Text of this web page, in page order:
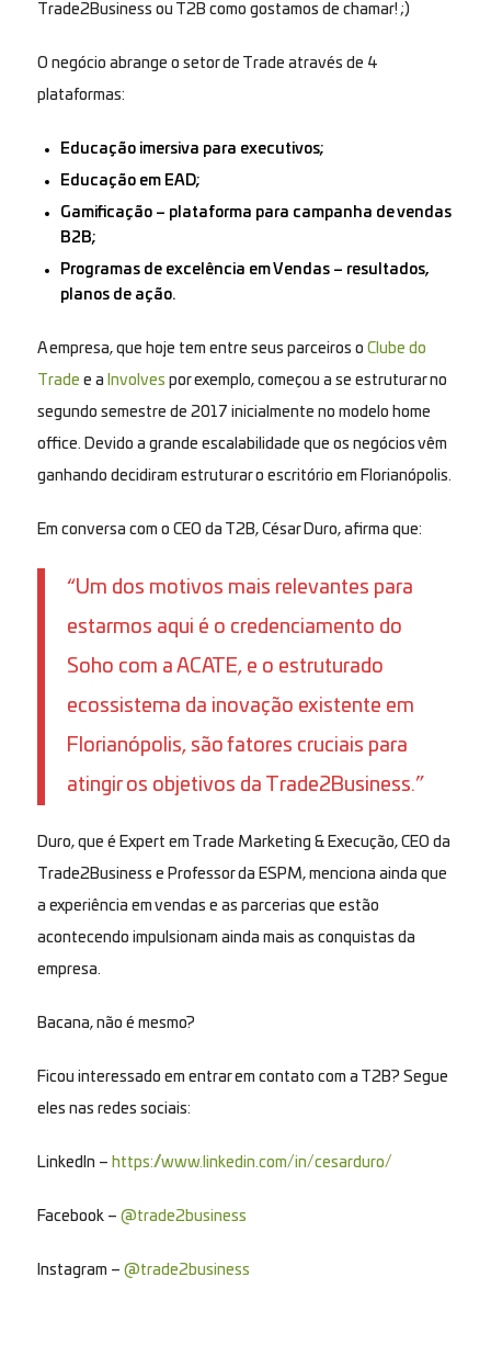
Trade2Business ou T2B como gostamos de chamar! ;)
O negócio abrange o setor de Trade através de 4
plataformas:
Educação imersiva para executivos;
Educação em EAD;
Gamificação – plataforma para campanha de vendas
B2B;
Programas de excelência em Vendas – resultados,
planos de ação.
A empresa, que hoje tem entre seus parceiros o Clube do
Trade e a Involves por exemplo, começou a se estruturar no
segundo semestre de 2017 inicialmente no modelo home
office. Devido a grande escalabilidade que os negócios vêm
ganhando decidiram estruturar o escritório em Florianópolis.
Em conversa com o CEO da T2B, César Duro, afirma que:
“Um dos motivos mais relevantes para
estarmos aqui é o credenciamento do
Soho com a ACATE, e o estruturado
ecossistema da inovação existente em
Florianópolis, são fatores cruciais para
atingir os objetivos da Trade2Business.”
Duro, que é Expert em Trade Marketing & Execução, CEO da
Trade2Business e Professor da ESPM, menciona ainda que
a experiência em vendas e as parcerias que estão
acontecendo impulsionam ainda mais as conquistas da
empresa.
Bacana, não é mesmo?
Ficou interessado em entrar em contato com a T2B? Segue
eles nas redes sociais:
LinkedIn – https://www.linkedin.com/in/cesarduro/
Facebook – @trade2business
Instagram – @trade2business